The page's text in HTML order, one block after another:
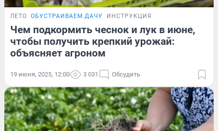
ЛЕТО ОБУСТРАИВАЕМ ДАЧУ ИНСТРУКЦИЯ
Чем подкормить чеснок и лук в июне,
чтобы получить крепкий урожай:
объясняет агроном
19 июня, 2025, 12:00 3 031 Обсудить